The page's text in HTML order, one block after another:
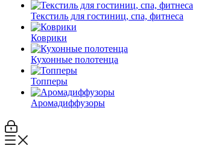
Текстиль для гостиниц, спа, фитнеса
Коврики
Кухонные полотенца
Топперы
Аромадиффузоры